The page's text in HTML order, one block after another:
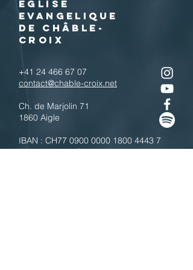
EGLISE
EVANGELIQUE
DE CHÂBLE-
CROIX
+41 24 466 67 07
contact@chable-croix.net
Ch. de Marjolin 71
1860 Aigle
IBAN : CH77 0900 0000 1800 4443 7
Télécharger le QR code